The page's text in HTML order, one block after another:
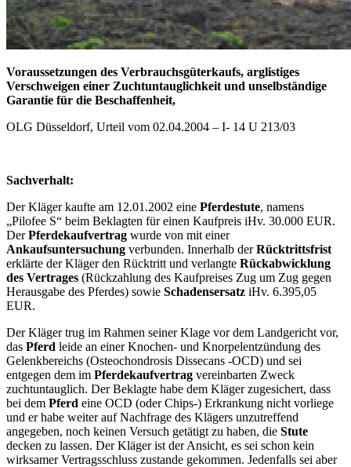
Voraussetzungen des Verbrauchsgüterkaufs, arglistiges
Verschweigen einer Zuchtuntauglichkeit und unselbständige
Garantie für die Beschaffenheit,
OLG Düsseldorf, Urteil vom 02.04.2004 – I- 14 U 213/03
Sachverhalt:
Der Kläger kaufte am 12.01.2002 eine Pferdestute, namens
„Pilofee S“ beim Beklagten für einen Kaufpreis iHv. 30.000 EUR.
DerPferdekaufvertrag wurde von mit einer
Ankaufsuntersuchung verbunden. Innerhalb derRücktrittsfrist
erklärte der Kläger den Rücktritt und verlangte Rückabwicklung
des Vertrages (Rückzahlung des Kaufpreises Zug um Zug gegen
Herausgabe des Pferdes) sowie Schadensersatz iHv. 6.395,05
EUR.
Der Kläger trug im Rahmen seiner Klage vor dem Landgericht vor,
das Pferd leide an einer Knochen- und Knorpelentzündung des
Gelenkbereichs (Osteochondrosis Dissecans -OCD) und sei
entgegen dem im Pferdekaufvertrag vereinbarten Zweck
zuchtuntauglich. Der Beklagte habe dem Kläger zugesichert, dass
bei dem Pferd eine OCD (oder Chips-) Erkrankung nicht vorliege
und er habe weiter auf Nachfrage des Klägers unzutreffend
angegeben, noch keinen Versuch getätigt zu haben, die Stute
decken zu lassen. Der Kläger ist der Ansicht, es sei schon kein
wirksamer Vertragsschluss zustande gekommen. Jedenfalls sei aber